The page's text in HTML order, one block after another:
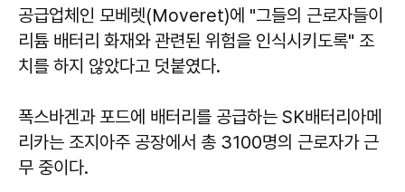
공급업체인 모베렛(Moveret)에 "그들의 근로자들이
리튬 배터리 화재와 관련된 위험을 인식시키도록" 조
치를 하지 않았다고 덧붙였다.
폭스바겐과 포드에 배터리를 공급하는 SK배터리아메
리카는 조지아주 공장에서 총 3100명의 근로자가 근
무 중이다.